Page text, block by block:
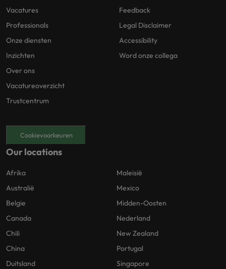
Vacatures
Professionals
Onze diensten
Inzichten
Over ons
Vacatureoverzicht
Trustcentrum
Feedback
Legal Disclaimer
Accessibility
Word onze collega
Cookievoorkeuren
Our locations
Afrika
Australië
Belgie
Canada
Chili
China
Duitsland
Maleisië
Mexico
Midden-Oosten
Nederland
New Zealand
Portugal
Singapore